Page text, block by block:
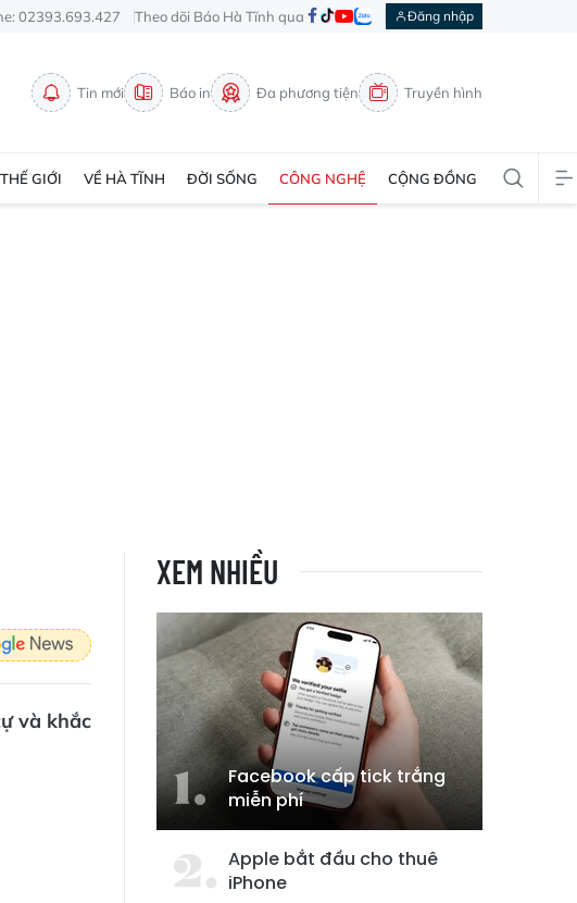
02393.693.427 Theo dõi Báo Hà Tĩnh qua Đăng nhập
Tin mới Báo in Đa phương tiện Truyền hình
THẾ GIỚI VỀ HÀ TĨNH ĐỜI SỐNG CÔNG NGHỆ CỘNG ĐỒNG
và khắc
XEM NHIỀU
Facebook cấp tick trắng
miễn phí
Apple bắt đầu cho thuê
iPhone